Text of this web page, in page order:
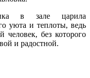
в зале царила
уюта и теплоты, ведь
без которого
и радостной.